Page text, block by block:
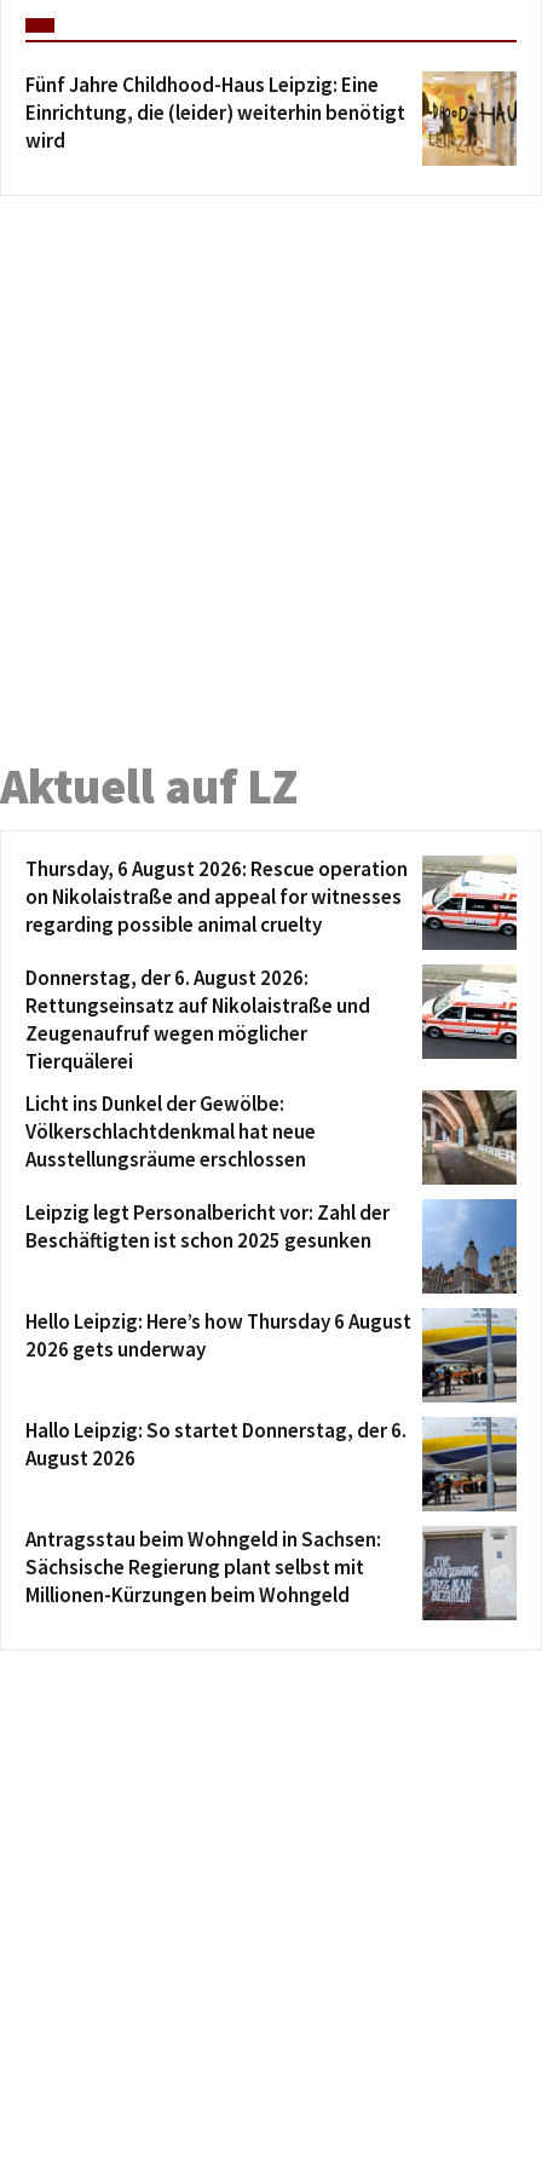
Fünf Jahre Childhood-Haus Leipzig: Eine
Einrichtung, die (leider) weiterhin benötigt
wird
Aktuell auf LZ
Thursday, 6 August 2026: Rescue operation
on Nikolaistraße and appeal for witnesses
regarding possible animal cruelty
Donnerstag, der 6. August 2026:
Rettungseinsatz auf Nikolaistraße und
Zeugenaufruf wegen möglicher
Tierquälerei
Licht ins Dunkel der Gewölbe:
Völkerschlachtdenkmal hat neue
Ausstellungsräume erschlossen
Leipzig legt Personalbericht vor: Zahl der
Beschäftigten ist schon 2025 gesunken
Hello Leipzig: Here’s how Thursday 6 August
2026 gets underway
Hallo Leipzig: So startet Donnerstag, der 6.
August 2026
Antragsstau beim Wohngeld in Sachsen:
Sächsische Regierung plant selbst mit
Millionen-Kürzungen beim Wohngeld